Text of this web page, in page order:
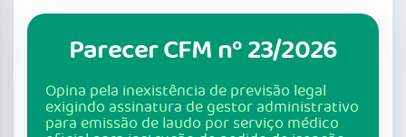
Parecer CFM nº 23/2026
Opina pela inexistência de previsão legal
exigindo assinatura de gestor administrativo
para emissão de laudo por serviço médico